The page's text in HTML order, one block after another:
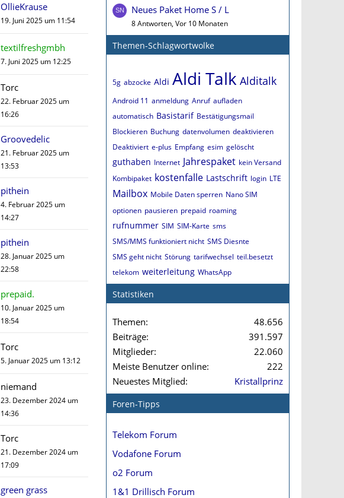
OllieKrause
19. Juni 2025 um 11:54
textilfreshgmbh
7. Juni 2025 um 12:25
Torc
22. Februar 2025 um
16:26
Groovedelic
21. Februar 2025 um
13:53
pithein
4. Februar 2025 um
14:27
pithein
28. Januar 2025 um
22:58
prepaid.
10. Januar 2025 um
18:54
Torc
5. Januar 2025 um 13:12
niemand
23. Dezember 2024 um
14:36
Torc
21. Dezember 2024 um
17:09
green grass
Neues Paket Home S / L
8 Antworten, Vor 10 Monaten
Themen-Schlagwortwolke
5g abzocke Aldi Aldi Talk Alditalk
Android 11 anmeldung Anruf aufladen
automatisch Basistarif Bestätigungsmail
Blockieren Buchung datenvolumen deaktivieren
Deaktiviert e-plus Empfang esim gelöscht
guthaben Internet Jahrespaket kein Versand
Kombipaket kostenfalle Lastschrift login LTE
Mailbox Mobile Daten sperren Nano SIM
optionen pausieren prepaid roaming
rufnummer SIM SIM-Karte sms
SMS/MMS funktioniert nicht SMS Diesnte
SMS geht nicht Störung tarifwechsel teil.besetzt
telekom weiterleitung WhatsApp
Statistiken
Themen
48.656
Beiträge
391.597
Mitglieder
22.060
Meiste Benutzer online
222
Neuestes Mitglied
Kristallprinz
Foren-Tipps
Telekom Forum
Vodafone Forum
o2 Forum
1&1 Drillisch Forum